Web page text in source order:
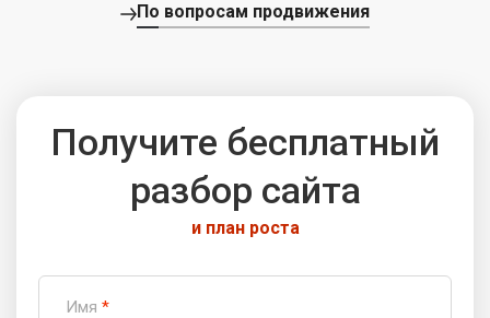
По вопросам продвижения
Получите бесплатный
разбор сайта
и план роста
Имя *